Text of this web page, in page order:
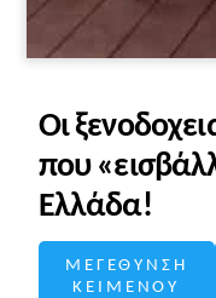
Οι
που
Ελλάδα!
ΜΕΓΕΘΥΝΣΗ
ΚΕΙΜΕΝΟΥ